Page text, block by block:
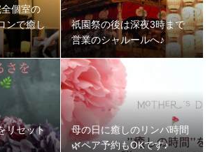
個室の
ンで癒し
祇園祭の後は深夜3時まで
営業のシャルールへ♪
リセット
母の日に癒しのリンパ時間
🌿‬ペア予約もOKです♪